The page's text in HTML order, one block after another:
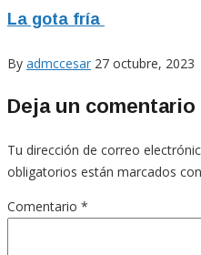
La gota fría
By admccesar 27 octubre, 2023
Deja un comentario
Tu dirección de correo
obligatorios están marcados con
Comentario *